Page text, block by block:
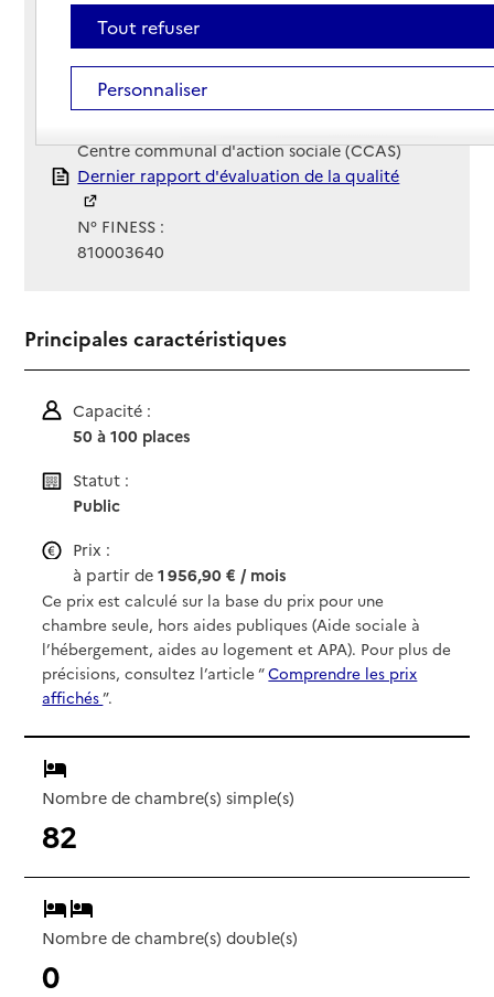
Téléphone :
05 63 41 80 06
Contact
Contact
Site Internet
Site internet non renseigné
Centre communal d'action sociale (CCAS)
Rapport HAS
Dernier rapport d'évaluation de la qualité
N° FINESS :
810003640
Principales caractéristiques
Capacité :
50 à 100 places
Statut :
Public
Prix :
à partir de1 956,90 € / mois
Ce prix est calculé sur la base du prix pour une
chambre seule, hors aides publiques (Aide sociale à
l’hébergement, aides au logement et APA). Pour plus de
précisions, consultez l’article “Comprendre les prix
affichés”.
Nombre de chambre(s) simple(s)
82
Nombre de chambre(s) double(s)
0
Tout refuser
Personnaliser